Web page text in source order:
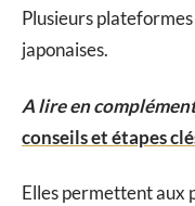
Plusieurs
japonaises.
A lire en
conseils et étapes
Elles permettent aux